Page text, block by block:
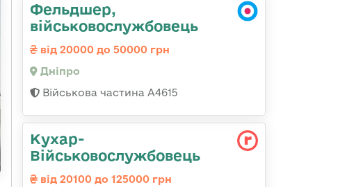
Фельдшер,
військовослужбовець
від 20000 до 50000 грн
Дніпро
Військова частина А4615
Кухар-
Військовослужбовець
від 20100 до 125000 грн